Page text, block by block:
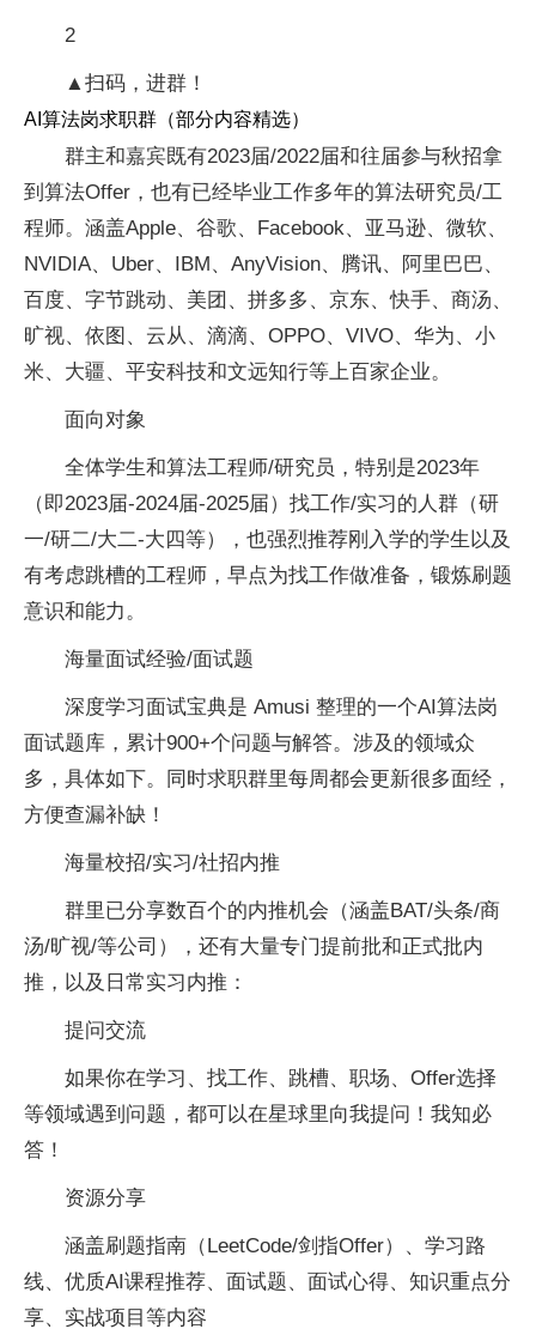
2
▲扫码，进群！
AI算法岗求职群（部分内容精选）
群主和嘉宾既有2023届/2022届和往届参与秋招拿
到算法Offer，也有已经毕业工作多年的算法研究员/工
程师。涵盖Apple、谷歌、Facebook、亚马逊、微软、
NVIDIA、Uber、IBM、AnyVision、腾讯、阿里巴巴、
百度、字节跳动、美团、拼多多、京东、快手、商汤、
旷视、依图、云从、滴滴、OPPO、VIVO、华为、小
米、大疆、平安科技和文远知行等上百家企业。
面向对象
全体学生和算法工程师/研究员，特别是2023年
（即2023届-2024届-2025届）找工作/实习的人群（研
一/研二/大二-大四等），也强烈推荐刚入学的学生以及
有考虑跳槽的工程师，早点为找工作做准备，锻炼刷题
意识和能力。
海量面试经验/面试题
深度学习面试宝典是 Amusi 整理的一个AI算法岗
面试题库，累计900+个问题与解答。涉及的领域众
多，具体如下。同时求职群里每周都会更新很多面经，
方便查漏补缺！
海量校招/实习/社招内推
群里已分享数百个的内推机会（涵盖BAT/头条/商
汤/旷视/等公司），还有大量专门提前批和正式批内
推，以及日常实习内推：
提问交流
如果你在学习、找工作、跳槽、职场、Offer选择
等领域遇到问题，都可以在星球里向我提问！我知必
答！
资源分享
涵盖刷题指南（LeetCode/剑指Offer）、学习路
线、优质AI课程推荐、面试题、面试心得、知识重点分
享、实战项目等内容